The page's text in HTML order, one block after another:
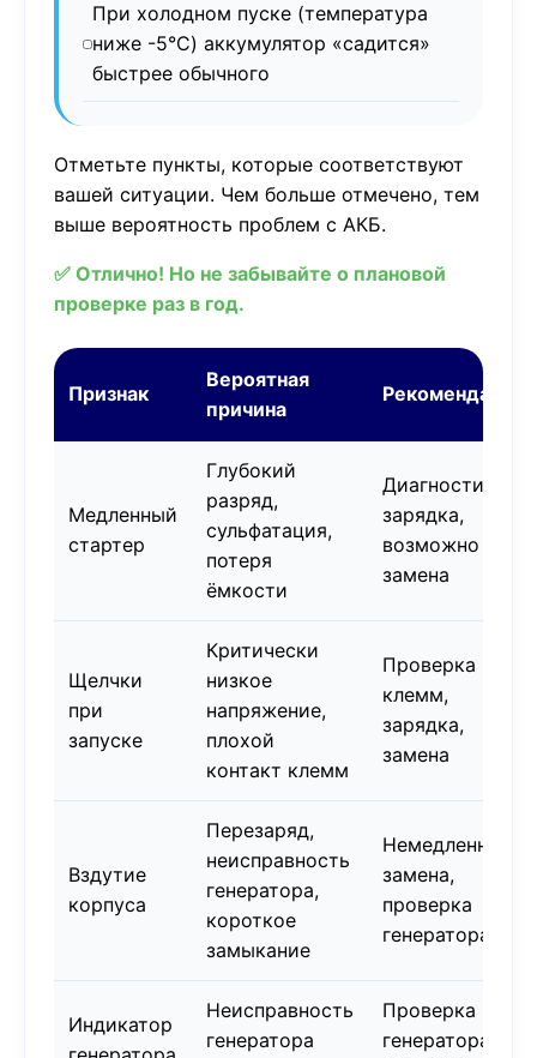
При холодном пуске (температура
ниже -5°C) аккумулятор «садится»
быстрее обычного
Отметьте пункты, которые соответствуют
вашей ситуации. Чем больше отмечено, тем
выше вероятность проблем с АКБ.
✅ Отлично! Но не забывайте о плановой
проверке раз в год.
Признак
Вероятная
причина
Рекомендация
Медленный
стартер
Глубокий
разряд,
сульфатация,
потеря
ёмкости
Диагностика,
зарядка,
возможно
замена
Щелчки
при
запуске
Критически
низкое
напряжение,
плохой
контакт клемм
Проверка
клемм,
зарядка,
замена
Вздутие
корпуса
Перезаряд,
неисправность
генератора,
короткое
замыкание
Немедленная
замена,
проверка
генератора
Индикатор
Неисправность
генератора
Проверка
генератора